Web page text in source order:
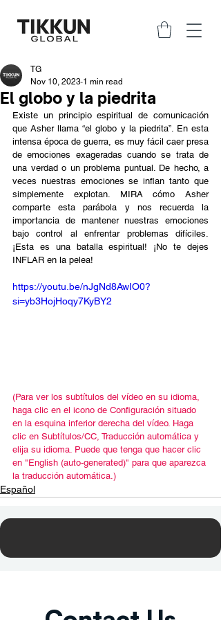
El globo y la piedrita
TG
Nov 10, 2023 1 min read
Existe un principio espiritual de comunicación
que Asher llama “el globo y la piedrita”. En esta
intensa época de guerra, es muy fácil caer presa
de emociones exageradas cuando se trata de
una verdad o un problema puntual. De hecho, a
veces nuestras emociones se inflan tanto que
simplemente explotan. MIRA cómo Asher
comparte esta parábola y nos recuerda la
importancia de mantener nuestras emociones
bajo control al enfrentar problemas difíciles.
¡Esta es una batalla espiritual! ¡No te dejes
INFLAR en la pelea!
https://youtu.be/nJgNd8AwIO0?
si=yb3HojHoqy7KyBY2
(Para ver los subtítulos del vídeo en su idioma,
haga clic en el icono de Configuración situado
en la esquina inferior derecha del vídeo. Haga
clic en Subtítulos/CC, Traducción automática y
elija su idioma. Puede que tenga que hacer clic
en "English (auto-generated)" para que aparezca
la traducción automática.)
Español